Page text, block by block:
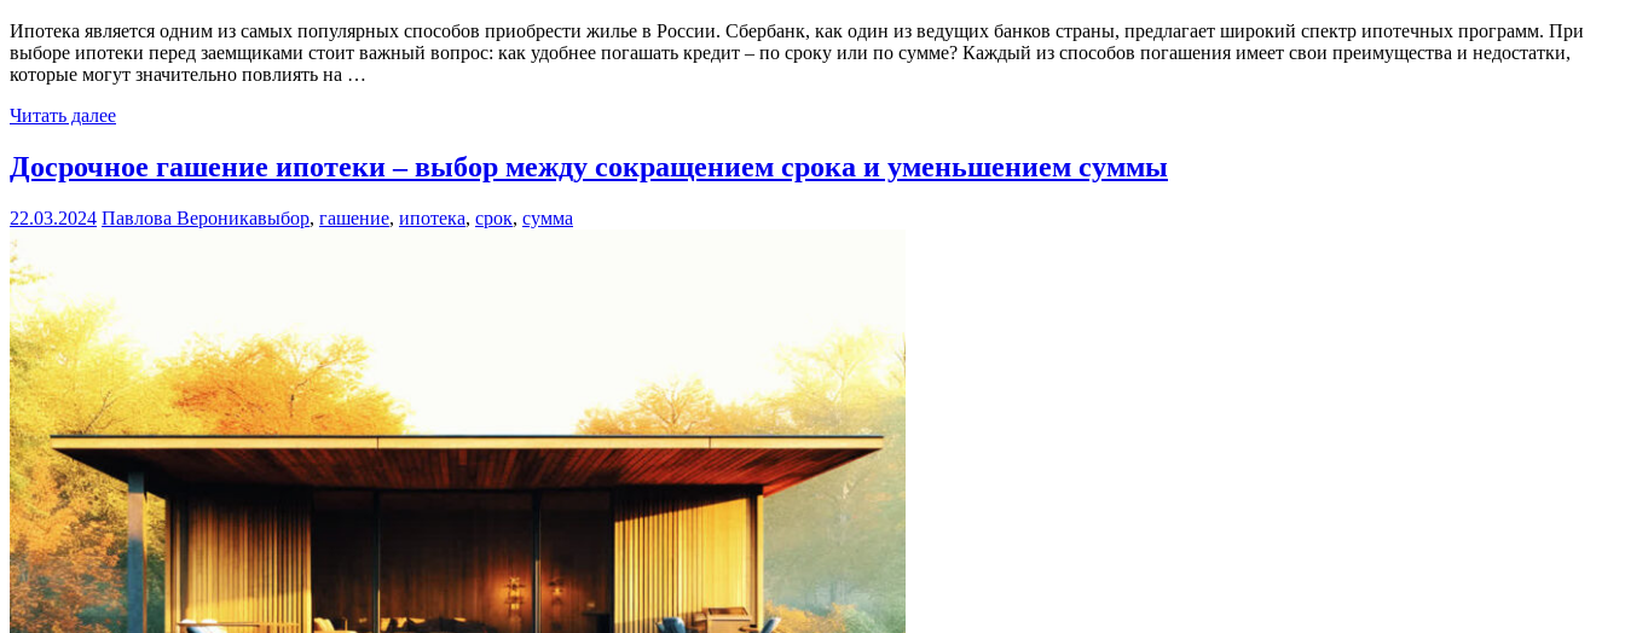
Ипотека является одним из самых популярных способов приобрести жилье в России. Сбербанк, как один из ведущих банков страны, предлагает широкий спектр ипотечных программ. При
выборе ипотеки перед заемщиками стоит важный вопрос: как удобнее погашать кредит – по сроку или по сумме? Каждый из способов погашения имеет свои преимущества и недостатки,
которые могут значительно повлиять на …
Читать далее
Досрочное гашение ипотеки – выбор между сокращением срока и уменьшением суммы
22.03.2024 Павлова Вероникавыбор, гашение, ипотека, срок, сумма